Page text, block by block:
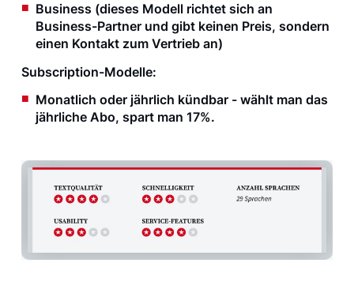
Business (dieses Modell richtet sich an
Business-Partner und gibt keinen Preis, sondern
einen Kontakt zum Vertrieb an)
Subscription-Modelle:
Monatlich oder jährlich kündbar - wählt man das
jährliche Abo, spart man 17%.